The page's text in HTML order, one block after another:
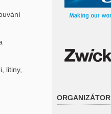
litiny,
ORGANIZÁTOR